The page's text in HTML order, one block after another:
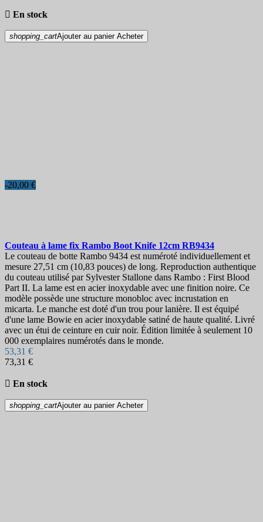
 En stock
shopping_cartAjouter au panier Acheter
-20,00 €
Couteau à lame fix Rambo Boot Knife 12cm RB9434
Le couteau de botte Rambo 9434 est numéroté individuellement et
mesure 27,51 cm (10,83 pouces) de long. Reproduction authentique
du couteau utilisé par Sylvester Stallone dans Rambo : First Blood
Part II. La lame est en acier inoxydable avec une finition noire. Ce
modèle possède une structure monobloc avec incrustation en
micarta. Le manche est doté d'un trou pour lanière. Il est équipé
d'une lame Bowie en acier inoxydable satiné de haute qualité. Livré
avec un étui de ceinture en cuir noir. Édition limitée à seulement 10
000 exemplaires numérotés dans le monde.
53,31 €
73,31 €
 En stock
shopping_cartAjouter au panier Acheter